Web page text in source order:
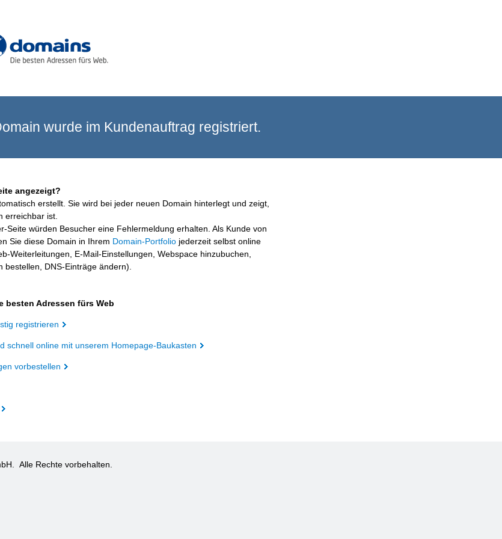
wurde im Kundenauftrag registriert.
angezeigt?
erstellt. Sie wird bei jeder neuen Domain hinterlegt und zeigt,
erreichbar ist.
Seite würden Besucher eine Fehlermeldung erhalten. Als Kunde von
Sie diese Domain in Ihrem Domain-Portfolio jederzeit selbst online
Weiterleitungen, E-Mail-Einstellungen, Webspace hinzubuchen,
bestellen, DNS-Einträge ändern).
besten Adressen fürs Web
registrieren
schnell online mit unserem Homepage-Baukasten
vorbestellen
Alle Rechte vorbehalten.